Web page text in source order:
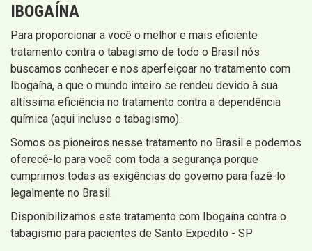
IBOGAÍNA
Para proporcionar a você o melhor e mais eficiente
tratamento contra o tabagismo de todo o Brasil nós
buscamos conhecer e nos aperfeiçoar no tratamento com
Ibogaína, a que o mundo inteiro se rendeu devido à sua
altíssima eficiência no tratamento contra a dependência
química (aqui incluso o tabagismo).
Somos os pioneiros nesse tratamento no Brasil e podemos
oferecê-lo para você com toda a segurança porque
cumprimos todas as exigências do governo para fazê-lo
legalmente no Brasil.
Disponibilizamos este tratamento com Ibogaína contra o
tabagismo para pacientes de Santo Expedito - SP